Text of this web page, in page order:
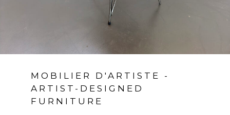
MOBILIER D'ARTISTE -
ARTIST-DESIGNED
FURNITURE